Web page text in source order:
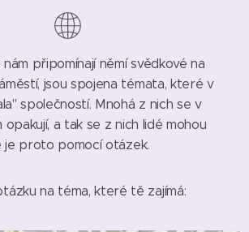
připomínají němí svědkové na
jsou spojena témata, které v
společností. Mnohá z nich se v
a tak se z nich lidé mohou
je proto pomocí otázek.
na téma, které tě zajímá: